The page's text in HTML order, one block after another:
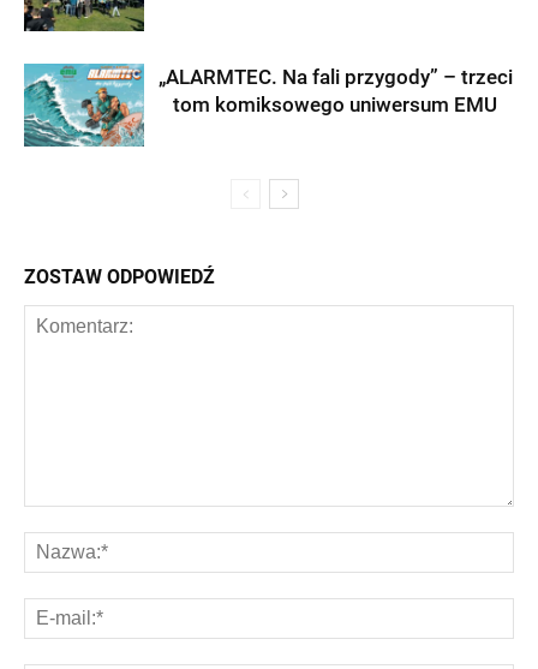
„ALARMTEC. Na fali przygody” – trzeci
tom komiksowego uniwersum EMU
ZOSTAW ODPOWIEDŹ